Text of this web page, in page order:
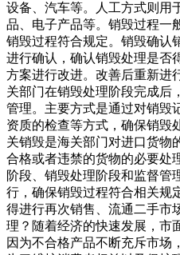
设备、汽车等。人工方式则用
品、电子产品等。销毁过程一
销毁过程符合规定。销毁确认
进行确认，确认销毁处理是否
方案进行改进。改善后重新进
关部门在销毁处理阶段完成后
管理。主要方式是通过对销毁
资质的检查等方式，确保销毁
关销毁是海关部门对进口货物
合格或者违禁的货物的必要处
阶段、销毁处理阶段和监督管
行，确保销毁过程符合相关规
得进行再次销售、流通二手市
理？随着经济的快速发展，市
因为不合格产品不断充斥市场